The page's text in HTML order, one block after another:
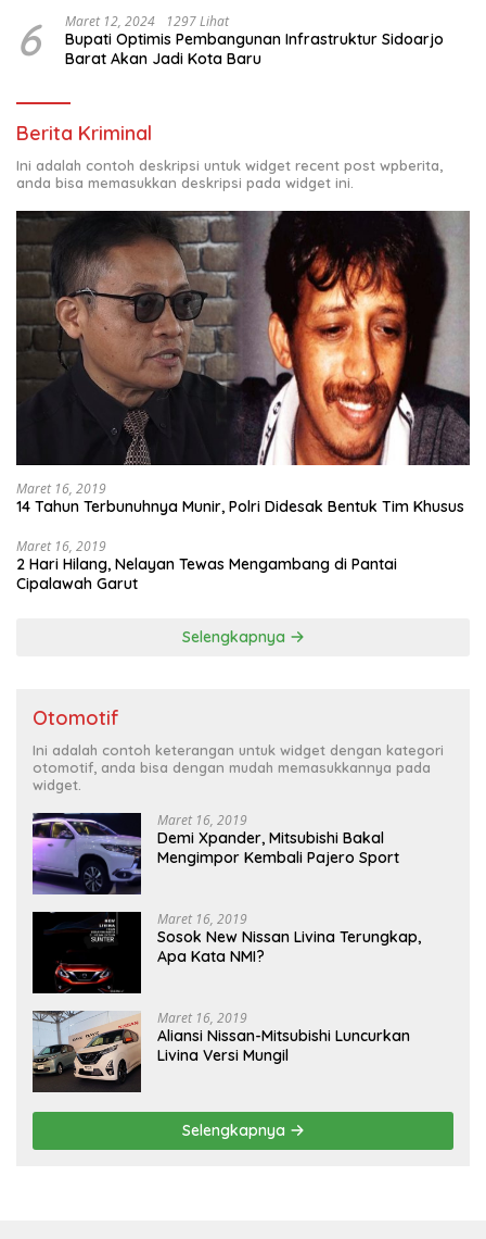
6 Maret 12, 2024 1297 Lihat
Bupati Optimis Pembangunan Infrastruktur Sidoarjo
Barat Akan Jadi Kota Baru
Berita Kriminal
Ini adalah contoh deskripsi untuk widget recent post wpberita,
anda bisa memasukkan deskripsi pada widget ini.
Maret 16, 2019
14 Tahun Terbunuhnya Munir, Polri Didesak Bentuk Tim Khusus
Maret 16, 2019
2 Hari Hilang, Nelayan Tewas Mengambang di Pantai
Cipalawah Garut
Selengkapnya
Otomotif
Ini adalah contoh keterangan untuk widget dengan kategori
otomotif, anda bisa dengan mudah memasukkannya pada
widget.
Maret 16, 2019
Demi Xpander, Mitsubishi Bakal
Mengimpor Kembali Pajero Sport
Maret 16, 2019
Sosok New Nissan Livina Terungkap,
Apa Kata NMI?
Maret 16, 2019
Aliansi Nissan-Mitsubishi Luncurkan
Livina Versi Mungil
Selengkapnya